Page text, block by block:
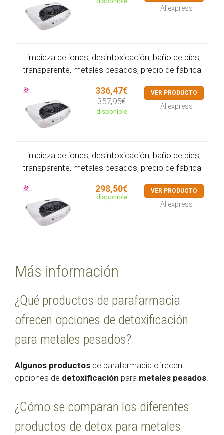
Aliexpress
Limpieza de iones, desintoxicación, baño de pies,
transparente, metales pesados, precio de fábrica
336,47€
357,95€
disponible
VER PRODUCTO
Aliexpress
Limpieza de iones, desintoxicación, baño de pies,
transparente, metales pesados, precio de fábrica
298,50€
disponible
VER PRODUCTO
Aliexpress
Más información
¿Qué productos de parafarmacia
ofrecen opciones de detoxificación
para metales pesados?
Algunos productos de parafarmacia ofrecen
opciones de detoxificación para metales pesados.
¿Cómo se comparan los diferentes
productos de detox para metales